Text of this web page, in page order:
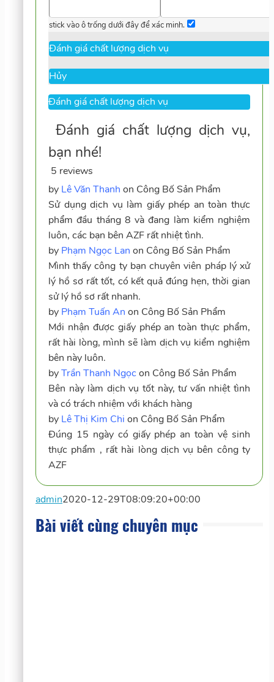
stick vào ô trống dưới đây để xác minh.
Hủy
5 reviews
by Lê Văn Thanh on Công Bố Sản Phẩm
Sử dụng dịch vụ làm giấy phép an toàn thực
phẩm đầu tháng 8 và đang làm kiểm nghiệm
luôn, các bạn bên AZF rất nhiệt tình.
by Phạm Ngọc Lan on Công Bố Sản Phẩm
Mình thấy công ty bạn chuyên viên pháp lý xử
lý hồ sơ rất tốt, có kết quả đúng hẹn, thời gian
sử lý hồ sơ rất nhanh.
by Phạm Tuấn An on Công Bố Sản Phẩm
Mới nhận được giấy phép an toàn thực phẩm,
rất hài lòng, mình sẽ làm dịch vụ kiểm nghiệm
bên này luôn.
byTrần Thanh Ngọcon Công Bố Sản Phẩm
Bên này làm dịch vụ tốt này, tư vấn nhiệt tình
và có trách nhiệm với khách hàng
by Lê Thị Kim Chi on Công Bố Sản Phẩm
Đúng 15 ngày có giấy phép an toàn vệ sinh
thực phẩm , rất hài lòng dịch vụ bên công ty
AZF
admin2020-12-29T08:09:20+00:00
Bài viết cùng chuyên mục